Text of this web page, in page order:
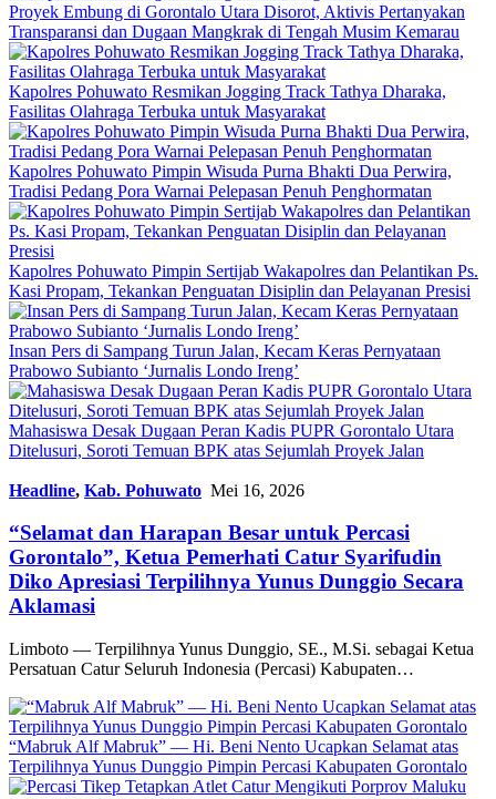
Proyek Embung di Gorontalo Utara Disorot, Aktivis Pertanyakan
Transparansi dan Dugaan Mangkrak di Tengah Musim Kemarau
Kapolres Pohuwato Resmikan Jogging Track Tathya Dharaka,
Fasilitas Olahraga Terbuka untuk Masyarakat
Kapolres Pohuwato Pimpin Wisuda Purna Bhakti Dua Perwira,
Tradisi Pedang Pora Warnai Pelepasan Penuh Penghormatan
Kapolres Pohuwato Pimpin Sertijab Wakapolres dan Pelantikan Ps.
Kasi Propam, Tekankan Penguatan Disiplin dan Pelayanan Presisi
Insan Pers di Sampang Turun Jalan, Kecam Keras Pernyataan
Prabowo Subianto ‘Jurnalis Londo Ireng’
Mahasiswa Desak Dugaan Peran Kadis PUPR Gorontalo Utara
Ditelusuri, Soroti Temuan BPK atas Sejumlah Proyek Jalan
Headline, Kab. Pohuwato Mei 16, 2026
“Selamat dan Harapan Besar untuk Percasi
Gorontalo”, Ketua Pemerhati Catur Syarifudin
Diko Apresiasi Terpilihnya Yunus Dunggio Secara
Aklamasi
Limboto — Terpilihnya Yunus Dunggio, SE., M.Si. sebagai Ketua
Persatuan Catur Seluruh Indonesia (Percasi) Kabupaten…
“Mabruk Alf Mabruk” — Hi. Beni Nento Ucapkan Selamat atas
Terpilihnya Yunus Dunggio Pimpin Percasi Kabupaten Gorontalo